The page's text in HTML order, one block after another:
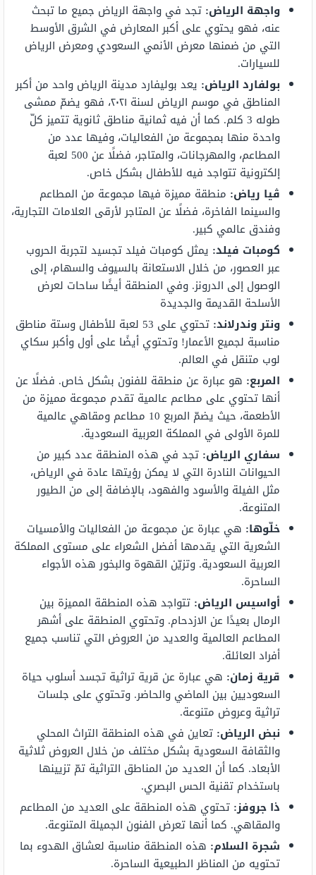
واجهة الرياض: تجد في واجهة الرياض جميع ما تبحث
عنه، فهو يحتوي على أكبر المعارض في الشرق الأوسط
التي من ضمنها معرض الأنمي السعودي ومعرض الرياض
للسيارات.
بولفارد الرياض: يعد بوليفارد مدينة الرياض واحد من أكبر
المناطق في موسم الرياض لسنة ٢٠٢١، فهو يضمّ ممشى
طوله 3 كلم. كما أن فيه ثمانية مناطق ثانوية تتميز كلّ
واحدة منها بمجموعة من الفعاليات، وفيها عدد من
المطاعم، والمهرجانات، والمتاجر، فضلًا عن 500 لعبة
إلكترونية تتواجد فيه للأطفال بشكل خاص.
ڤيا رياض: منطقة مميزة فيها مجموعة من المطاعم
والسينما الفاخرة، فضلًا عن المتاجر لأرقى العلامات التجارية،
وفندق عالمي كبير.
كومبات فيلد: يمثل كومبات فيلد تجسيد لتجربة الحروب
عبر العصور، من خلال الاستعانة بالسيوف والسهام، إلى
الوصول إلى الدرونز. وفي المنطقة أيضًا ساحات لعرض
الأسلحة القديمة والجديدة
ونتر وندرلاند:
تحتوي على 53 لعبة للأطفال وستة مناطق
مناسبة لجميع الأعمار! وتحتوي أيضًا على أول وأكبر سكاي
لوب متنقل في العالم.
المربع: هو عبارة عن منطقة للفنون بشكل خاص. فضلًا عن
أنها تحتوي على مطاعم عالمية تقدم مجموعة مميزة من
الأطعمة، حيث يضمّ المربع 10 مطاعم ومقاهي عالمية
للمرة الأولى في المملكة العربية السعودية.
سفاري الرياض: تجد في هذه المنطقة عدد كبير من
الحيوانات النادرة التي لا يمكن رؤيتها عادة في الرياض،
مثل الفيلة والأسود والفهود، بالإضافة إلى من الطيور
المتنوعة.
خلّوها: هي عبارة عن مجموعة من الفعاليات والأمسيات
الشعرية التي يقدمها أفضل الشعراء على مستوى المملكة
العربية السعودية. وتزيّن القهوة والبخور هذه الأجواء
الساحرة.
أواسيس الرياض: تتواجد هذه المنطقة المميزة بين
الرمال بعيدًا عن الازدحام. وتحتوي المنطقة على أشهر
المطاعم العالمية والعديد من العروض التي تناسب جميع
أفراد العائلة.
قرية زمان: هي عبارة عن قرية تراثية تجسد أسلوب حياة
السعوديين بين الماضي والحاضر. وتحتوي على جلسات
تراثية وعروض متنوعة.
نبض الرياض: تعاين في هذه المنطقة التراث المحلي
والثقافة السعودية بشكل مختلف من خلال العروض ثلاثية
الأبعاد. كما أن العديد من المناطق التراثية تمّ تزيينها
باستخدام تقنية الحس البصري.
ذا جروفز: تحتوي هذه المنطقة على العديد من المطاعم
والمقاهي. كما أنها تعرض الفنون الجميلة المتنوعة.
شجرة السلام: هذه المنطقة مناسبة لعشاق الهدوء بما
تحتويه من المناظر الطبيعية الساحرة.